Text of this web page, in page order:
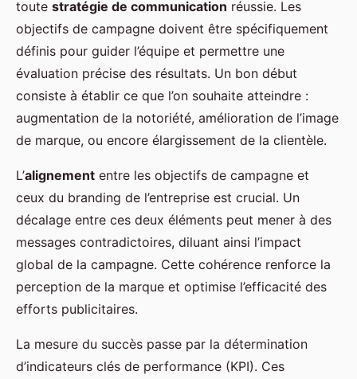
toute stratégie de communication réussie. Les
objectifs de campagne doivent être spécifiquement
définis pour guider l’équipe et permettre une
évaluation précise des résultats. Un bon début
consiste à établir ce que l’on souhaite atteindre :
augmentation de la notoriété, amélioration de l’image
de marque, ou encore élargissement de la clientèle.
L’alignement entre les objectifs de campagne et
ceux du branding de l’entreprise est crucial. Un
décalage entre ces deux éléments peut mener à des
messages contradictoires, diluant ainsi l’impact
global de la campagne. Cette cohérence renforce la
perception de la marque et optimise l’efficacité des
efforts publicitaires.
La mesure du succès passe par la détermination
d’indicateurs clés de performance (KPI). Ces